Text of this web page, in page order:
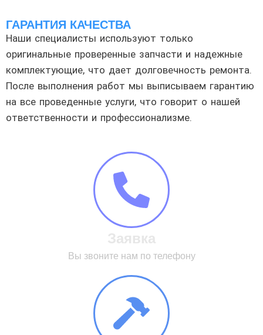
ГАРАНТИЯ КАЧЕСТВА
Наши специалисты используют только
оригинальные проверенные запчасти и надежные
комплектующие, что дает долговечность ремонта.
После выполнения работ мы выписываем гарантию
на все проведенные услуги, что говорит о нашей
ответственности и профессионализме.
Заявка
Вы звоните нам по телефону